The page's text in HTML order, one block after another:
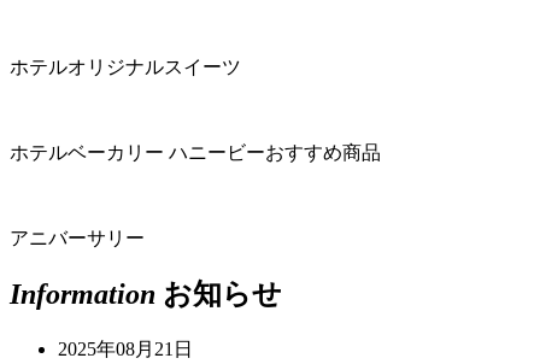
ホテルオリジナルスイーツ
ホテルベーカリー ハニービーおすすめ商品
アニバーサリー
Information お知らせ
2025年08月21日